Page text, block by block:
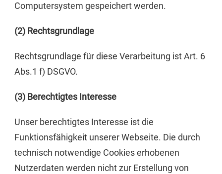
Computersystem gespeichert werden.
(2) Rechtsgrundlage
Rechtsgrundlage für diese Verarbeitung ist Art. 6
Abs.1 f) DSGVO.
(3) Berechtigtes Interesse
Unser berechtigtes Interesse ist die
Funktionsfähigkeit unserer Webseite. Die durch
technisch notwendige Cookies erhobenen
Nutzerdaten werden nicht zur Erstellung von